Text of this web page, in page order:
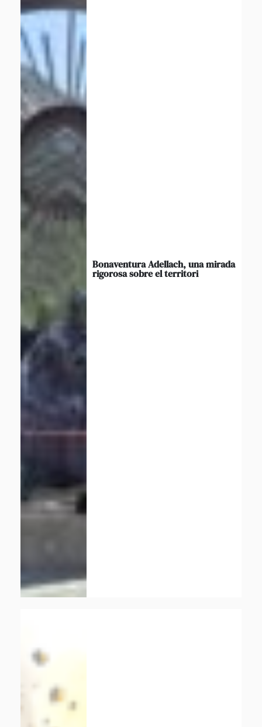
Bonaventura Adellach, una mirada
rigorosa sobre el territori